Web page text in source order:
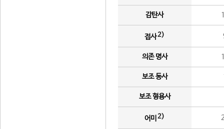
감탄사
접사2)
의존 명사
보조 동사
보조 형용사
어미 2)